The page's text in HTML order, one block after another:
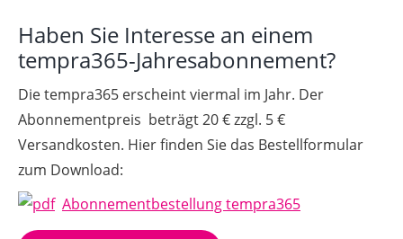
Haben Sie Interesse an einem
tempra365-Jahresabonnement?
Die tempra365 erscheint viermal im Jahr. Der
Abonnementpreis beträgt 20 € zzgl. 5 €
Versandkosten. Hier finden Sie das Bestellformular
zum Download:
Abonnementbestellung tempra365